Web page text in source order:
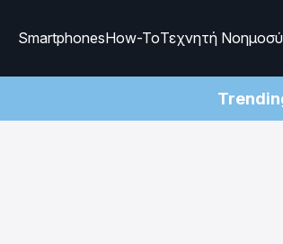
SmartphonesHow-ToΤεχνητή